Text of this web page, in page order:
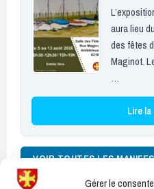
Gérer le
aura lieu
des fêtes
Maginot.
…
Lire
VOIR TOUTES LES